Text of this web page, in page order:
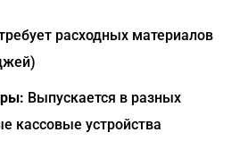
расходных материалов
Выпускается в разных
кассовые устройства